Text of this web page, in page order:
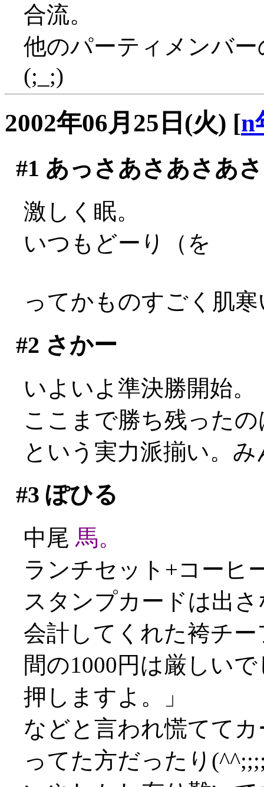
合流。
他のパーティメンバ
(;_;)
2002年06月25日(火) [n
#1 あっさあさあさあさ
激しく眠。
いつもどーり（を
ってかものすごく肌
#2 さかー
いよいよ準決勝開始。
ここまで勝ち残った
という実力派揃い。
#3 ぽひる
中尾 馬。
ランチセット+コーヒ
スタンプカードは出
会計してくれた袴チ
間の1000円は厳しい
押しますよ。」
などと言われ慌てて
ってた方だったり